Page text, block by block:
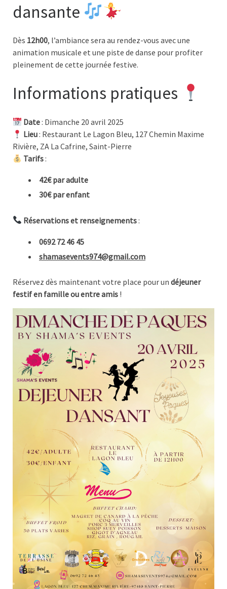
dansante
Dès 12h00, l’ambiance sera au rendez-vous avec une
animation musicale et une piste de danse pour profiter
pleinement de cette journée festive.
Informations pratiques
Date: Dimanche 20 avril 2025
Lieu: Restaurant Le Lagon Bleu, 127 Chemin Maxime
Rivière, ZA La Cafrine, Saint-Pierre
Tarifs:
42€ par adulte
30€ par enfant
Réservations et renseignements:
0692 72 46 45
shamasevents974@gmail.com
Réservez dès maintenant votre place pour un déjeuner
festif en famille ou entre amis !